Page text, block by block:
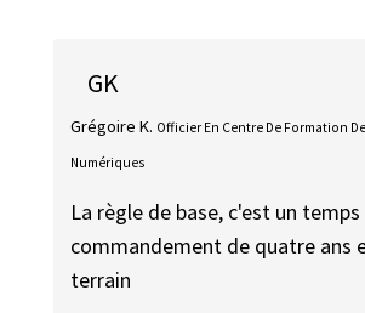
GK
Grégoire K. Officier En Centre De Formation
Numériques
La règle de base, c'est un
commandement de quatre ans
terrain